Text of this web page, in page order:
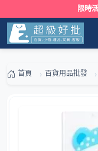
限時
首頁 百貨用品批發